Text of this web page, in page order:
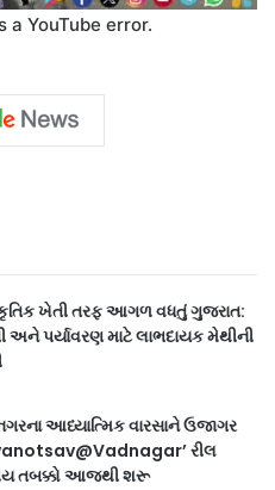
a YouTube error.
ખેતી તરફ આગળ વધતું ગુજરાત:
અને પર્યાવરણ માટે લાભદાયક મેથીની
આધ્યાત્મિક વારસાને ઉજાગર
રીલ
તબક્કો આજથી શરૂ